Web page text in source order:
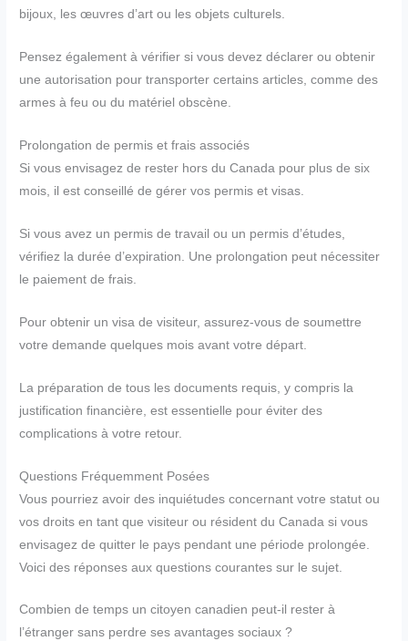
bijoux, les œuvres d’art ou les objets culturels.
Pensez également à vérifier si vous devez déclarer ou obtenir
une autorisation pour transporter certains articles, comme des
armes à feu ou du matériel obscène.
Prolongation de permis et frais associés
Si vous envisagez de rester hors du Canada pour plus de six
mois, il est conseillé de gérer vos permis et visas.
Si vous avez un permis de travail ou un permis d’études,
vérifiez la durée d’expiration. Une prolongation peut nécessiter
le paiement de frais.
Pour obtenir un visa de visiteur, assurez-vous de soumettre
votre demande quelques mois avant votre départ.
La préparation de tous les documents requis, y compris la
justification financière, est essentielle pour éviter des
complications à votre retour.
Questions Fréquemment Posées
Vous pourriez avoir des inquiétudes concernant votre statut ou
vos droits en tant que visiteur ou résident du Canada si vous
envisagez de quitter le pays pendant une période prolongée.
Voici des réponses aux questions courantes sur le sujet.
Combien de temps un citoyen canadien peut-il rester à
l’étranger sans perdre ses avantages sociaux ?